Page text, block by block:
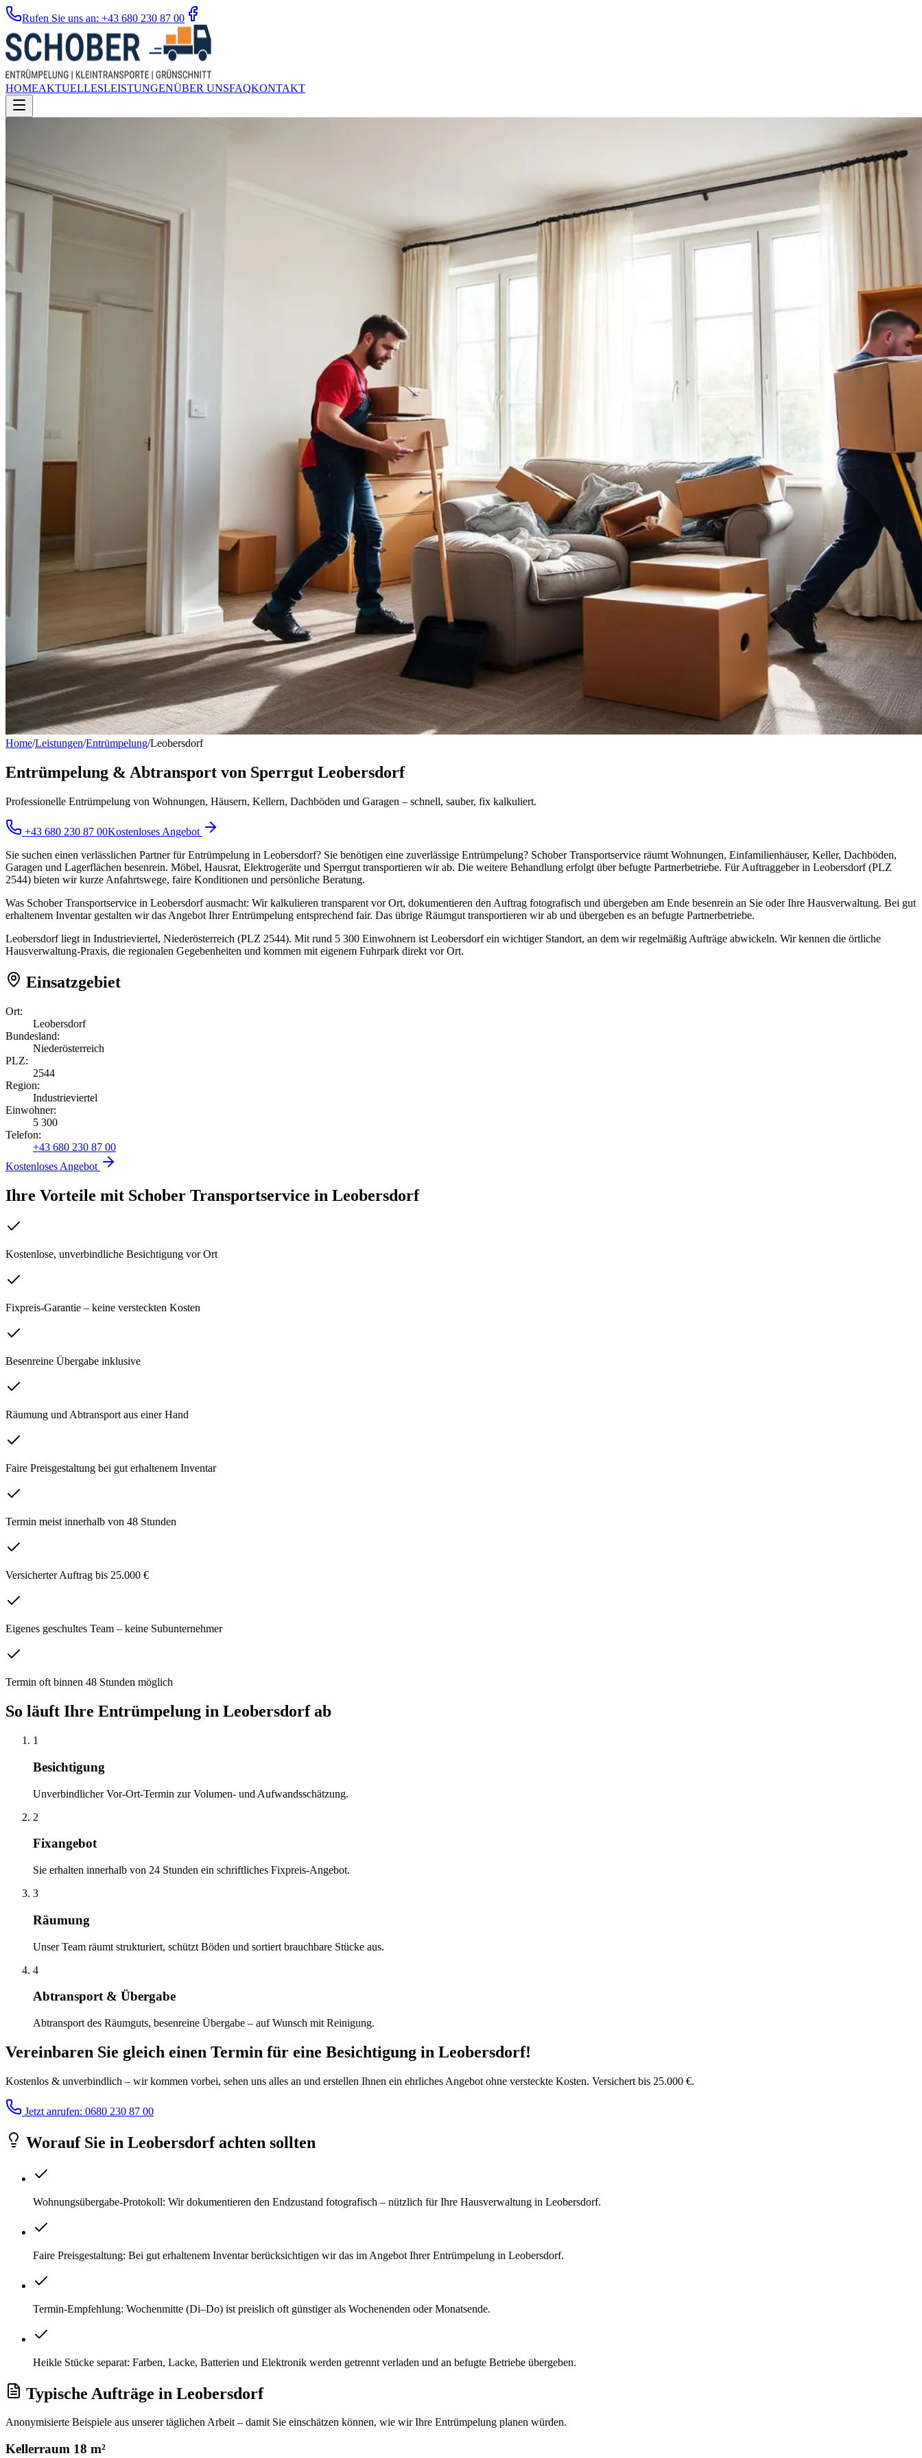
Rufen Sie uns an: +43 680 230 87 00
HOMEAKTUELLESLEISTUNGENÜBER UNSFAQKONTAKT
Home/Leistungen/Entrümpelung/Leobersdorf
Entrümpelung & Abtransport von Sperrgut Leobersdorf
Professionelle Entrümpelung von Wohnungen, Häusern, Kellern, Dachböden und Garagen – schnell, sauber, fix kalkuliert.
+43 680 230 87 00Kostenloses Angebot
Sie suchen einen verlässlichen Partner für Entrümpelung in Leobersdorf? Sie benötigen eine zuverlässige Entrümpelung? Schober Transportservice räumt Wohnungen, Einfamilienhäuser, Keller, Dachböden,
Garagen und Lagerflächen besenrein. Möbel, Hausrat, Elektrogeräte und Sperrgut transportieren wir ab. Die weitere Behandlung erfolgt über befugte Partnerbetriebe. Für Auftraggeber in Leobersdorf (PLZ
2544) bieten wir kurze Anfahrtswege, faire Konditionen und persönliche Beratung.
Was Schober Transportservice in Leobersdorf ausmacht: Wir kalkulieren transparent vor Ort, dokumentieren den Auftrag fotografisch und übergeben am Ende besenrein an Sie oder Ihre Hausverwaltung. Bei gut
erhaltenem Inventar gestalten wir das Angebot Ihrer Entrümpelung entsprechend fair. Das übrige Räumgut transportieren wir ab und übergeben es an befugte Partnerbetriebe.
Leobersdorf liegt in Industrieviertel, Niederösterreich (PLZ 2544). Mit rund 5 300 Einwohnern ist Leobersdorf ein wichtiger Standort, an dem wir regelmäßig Aufträge abwickeln. Wir kennen die örtliche
Hausverwaltung-Praxis, die regionalen Gegebenheiten und kommen mit eigenem Fuhrpark direkt vor Ort.
Einsatzgebiet
Ort:
Leobersdorf
Bundesland:
Niederösterreich
PLZ:
2544
Region:
Industrieviertel
Einwohner:
5 300
Telefon:
+43 680 230 87 00
Kostenloses Angebot
Ihre Vorteile mit Schober Transportservice in Leobersdorf
Kostenlose, unverbindliche Besichtigung vor Ort
Fixpreis-Garantie – keine versteckten Kosten
Besenreine Übergabe inklusive
Räumung und Abtransport aus einer Hand
Faire Preisgestaltung bei gut erhaltenem Inventar
Termin meist innerhalb von 48 Stunden
Versicherter Auftrag bis 25.000 €
Eigenes geschultes Team – keine Subunternehmer
Termin oft binnen 48 Stunden möglich
So läuft Ihre Entrümpelung in Leobersdorfab
1
Besichtigung
Unverbindlicher Vor-Ort-Termin zur Volumen- und Aufwandsschätzung.
2
Fixangebot
Sie erhalten innerhalb von 24 Stunden ein schriftliches Fixpreis-Angebot.
3
Räumung
Unser Team räumt strukturiert, schützt Böden und sortiert brauchbare Stücke aus.
4
Abtransport & Übergabe
Abtransport des Räumguts, besenreine Übergabe – auf Wunsch mit Reinigung.
Vereinbaren Sie gleich einen Termin für eine Besichtigung in Leobersdorf!
Kostenlos & unverbindlich – wir kommen vorbei, sehen uns alles an und erstellen Ihnen ein ehrliches Angebot ohne versteckte Kosten. Versichert bis 25.000 €.
Jetzt anrufen: 0680 230 87 00
Worauf Sie in Leobersdorfachten sollten
Wohnungsübergabe-Protokoll: Wir dokumentieren den Endzustand fotografisch – nützlich für Ihre Hausverwaltung in Leobersdorf.
Faire Preisgestaltung: Bei gut erhaltenem Inventar berücksichtigen wir das im Angebot Ihrer Entrümpelung in Leobersdorf.
Termin-Empfehlung: Wochenmitte (Di–Do) ist preislich oft günstiger als Wochenenden oder Monatsende.
Heikle Stücke separat: Farben, Lacke, Batterien und Elektronik werden getrennt verladen und an befugte Betriebe übergeben.
Typische Aufträge in Leobersdorf
Anonymisierte Beispiele aus unserer täglichen Arbeit – damit Sie einschätzen können, wie wir Ihre Entrümpelung planen würden.
Kellerraum 18 m²